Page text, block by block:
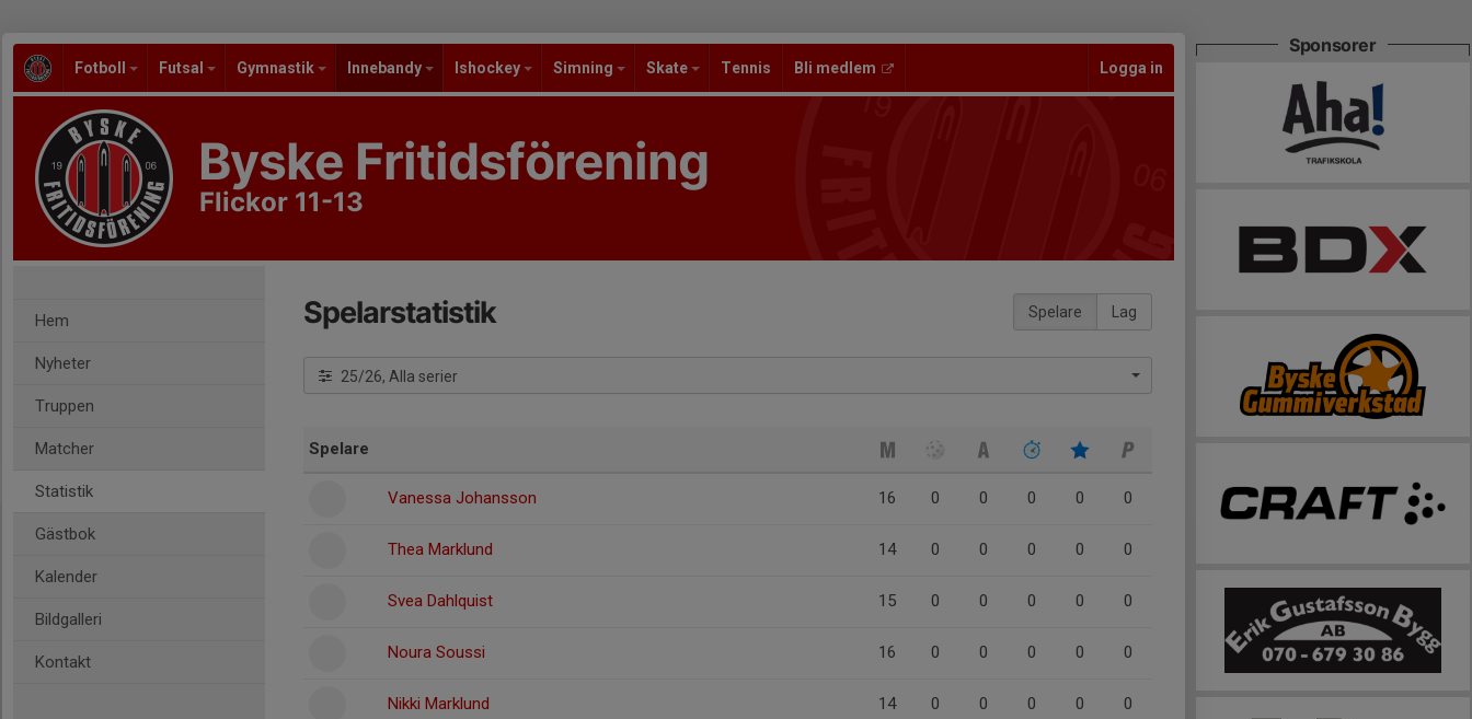
Fotboll Futsal Gymnastik Innebandy Ishockey Simning Skate Tennis Bli medlem Logga in
Byske Fritidsförening
Flickor 11-13
Hem
Nyheter
Truppen
Matcher
Statistik
Gästbok
Kalender
Bildgalleri
Kontakt
Spelare Lag
Spelarstatistik
25/26, Alla serier
Spelare
Vanessa Johansson 16 0 0 0 0 0
Thea Marklund 14 0 0 0 0 0
Svea Dahlquist 15 0 0 0 0 0
Noura Soussi 16 0 0 0 0 0
Nikki Marklund 14 0 0 0 0 0
Sponsorer